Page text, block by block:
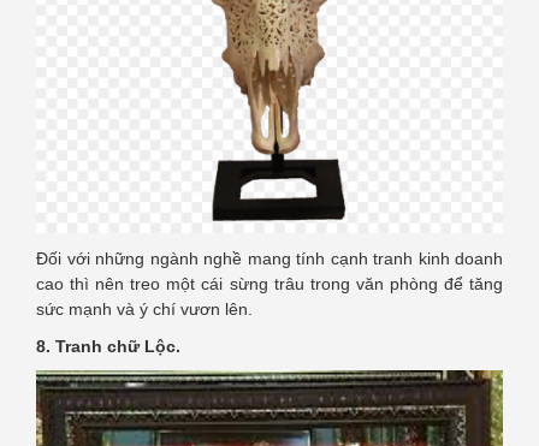
Đối với những ngành nghề mang tính cạnh tranh kinh doanh
cao thì nên treo một cái sừng trâu trong văn phòng để tăng
sức mạnh và ý chí vươn lên.
8. Tranh chữ Lộc.